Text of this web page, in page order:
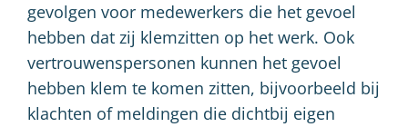
gevolgen voor medewerkers die het gevoel
hebben dat zij klemzitten op het werk. Ook
vertrouwenspersonen kunnen het gevoel
hebben klem te komen zitten, bijvoorbeeld bij
klachten of meldingen die dichtbij eigen